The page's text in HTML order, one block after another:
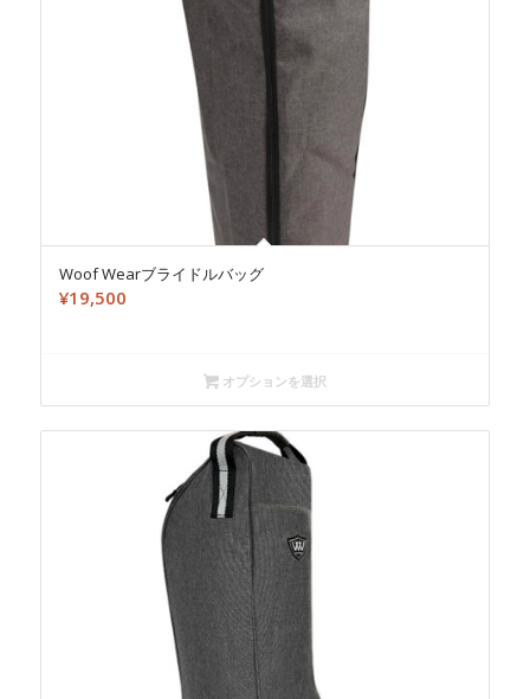
Woof Wearブライドルバッグ
¥19,500
オプションを選択